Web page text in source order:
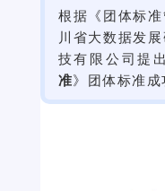
根据《团体标
川省大数据发
技有限公司提
准》团体标准成